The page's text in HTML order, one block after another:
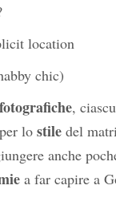
location
chic)
,
lo stile del
anche
a far capire a